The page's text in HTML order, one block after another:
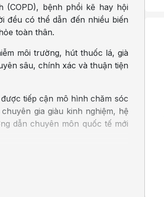
(COPD), bệnh phổi kẽ hay hội
đều có thể dẫn đến nhiều biến
toàn thân.
môi trường, hút thuốc lá, già
sâu, chính xác và thuận tiện
tiếp cận mô hình chăm sóc
gia giàu kinh nghiệm, hệ
dẫn chuyên môn quốc tế mới
việc tại Việt Nam lựa chọn nhờ
và chất lượng chăm sóc đạt